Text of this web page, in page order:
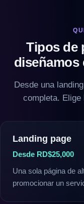
Tipos de
diseñamos
Desde una
completa. Elige
Landing page
Desde RD$25,000
Una sola página de
promocionar un